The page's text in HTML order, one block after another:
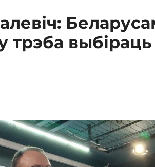
трэба